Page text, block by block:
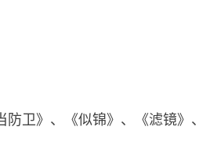
卫》、《似锦》、《滤镜》